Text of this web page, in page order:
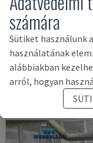
IMA - ÉLFÓLIÁZÓGÉP
NÉMETORSZÁG
számára
Sütiket használunk
használatának
alábbiakban
arról, hogyan